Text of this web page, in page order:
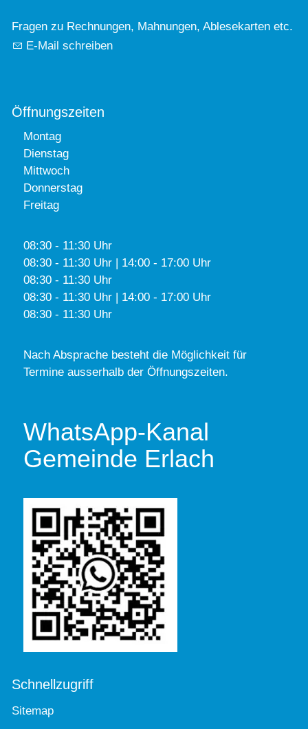
Fragen zu Rechnungen, Mahnungen, Ablesekarten etc.
E-Mail schreiben
Öffnungszeiten
Montag
Dienstag
Mittwoch
Donnerstag
Freitag
08:30 - 11:30 Uhr
08:30 - 11:30 Uhr | 14:00 - 17:00 Uhr
08:30 - 11:30 Uhr
08:30 - 11:30 Uhr | 14:00 - 17:00 Uhr
08:30 - 11:30 Uhr
Nach Absprache besteht die Möglichkeit für
Termine ausserhalb der Öffnungszeiten.
WhatsApp-Kanal
Gemeinde Erlach
Schnellzugriff
Sitemap